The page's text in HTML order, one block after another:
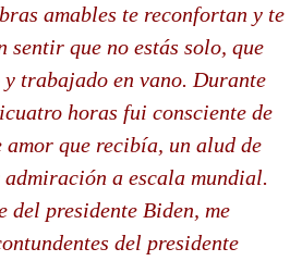
amables te reconfortan y te
sentir que no estás solo, que
trabajado en vano. Durante
horas fui consciente de
que recibía, un alud de
a escala mundial.
del presidente Biden, me
del presidente